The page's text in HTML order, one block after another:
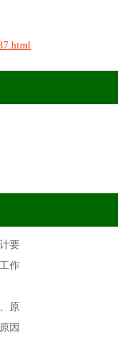
要
作
原
因